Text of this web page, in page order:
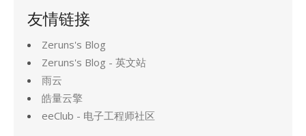
友情链接
Zeruns's Blog
Zeruns's Blog - 英文站
雨云
皓量云擎
eeClub - 电子工程师社区